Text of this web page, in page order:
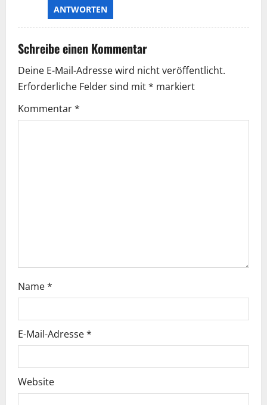
ANTWORTEN
Schreibe einen Kommentar
Deine E-Mail-Adresse wird nicht veröffentlicht.
Erforderliche Felder sind mit* markiert
Kommentar*
Name*
E-Mail-Adresse*
Website